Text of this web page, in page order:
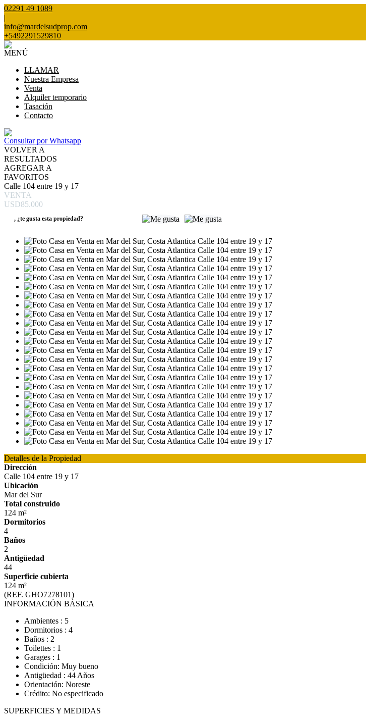
02291 49 1089
|
info@mardelsudprop.com
+5492291529810
MENÚ
LLAMAR
Nuestra Empresa
Venta
Alquiler temporario
Tasación
Contacto
Consultar por Whatsapp
VOLVER A
RESULTADOS
AGREGAR A
FAVORITOS
Calle 104 entre 19 y 17
VENTA
USD85.000
, ¿te gusta esta propiedad?
Detalles de la Propiedad
Dirección
Calle 104 entre 19 y 17
Ubicación
Mar del Sur
Total construido
124 m²
Dormitorios
4
Baños
2
Antigüedad
44
Superficie cubierta
124 m²
(REF. GHO7278101)
INFORMACIÓN BÁSICA
Ambientes : 5
Dormitorios : 4
Baños : 2
Toilettes : 1
Garages : 1
Condición: Muy bueno
Antigüedad : 44 Años
Orientación: Noreste
Crédito: No especificado
SUPERFICIES Y MEDIDAS